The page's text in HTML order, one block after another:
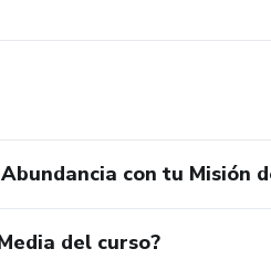
con tu Misión
del curso?